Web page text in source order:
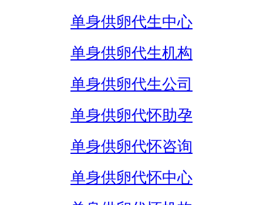
单身供卵代生中心
单身供卵代生机构
单身供卵代生公司
单身供卵代怀助孕
单身供卵代怀咨询
单身供卵代怀中心